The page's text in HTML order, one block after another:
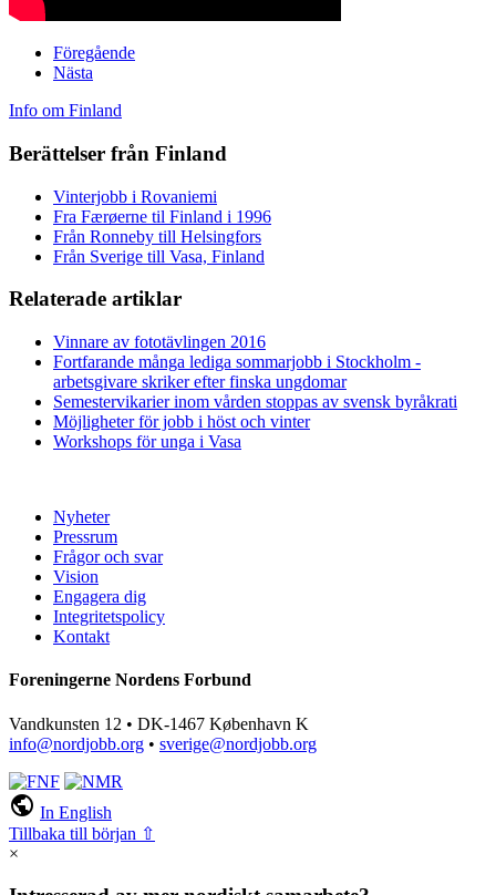
Föregående
Nästa
Info om Finland
Berättelser från Finland
Vinterjobb i Rovaniemi
Fra Færøerne til Finland i 1996
Från Ronneby till Helsingfors
Från Sverige till Vasa, Finland
Relaterade artiklar
Vinnare av fototävlingen 2016
Fortfarande många lediga sommarjobb i Stockholm -
arbetsgivare skriker efter finska ungdomar
Semestervikarier inom vården stoppas av svensk byråkrati
Möjligheter för jobb i höst och vinter
Workshops för unga i Vasa
Nyheter
Pressrum
Frågor och svar
Vision
Engagera dig
Integritetspolicy
Kontakt
Foreningerne Nordens Forbund
Vandkunsten 12 • DK-1467 København K
info@nordjobb.org • sverige@nordjobb.org
public In English
Tillbaka till början ⇧
×